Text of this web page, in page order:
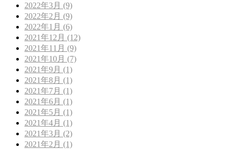
2022年3月 (9)
2022年2月 (9)
2022年1月 (6)
2021年12月 (12)
2021年11月 (9)
2021年10月 (7)
2021年9月 (1)
2021年8月 (1)
2021年7月 (1)
2021年6月 (1)
2021年5月 (1)
2021年4月 (1)
2021年3月 (2)
2021年2月 (1)